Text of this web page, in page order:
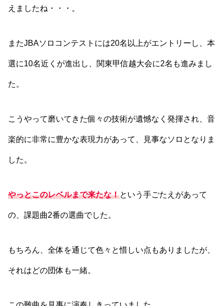
えましたね・・・。
またJBAソロコンテストには20名以上がエントリーし、本
選に10名近くが進出し、関東甲信越大会に2名も進みまし
た。
こうやって磨いてきた個々の技術が遺憾なく発揮され、音
楽的に非常に豊かな表現力があって、見事なソロとなりま
した。
やっとこのレベルまで来たな！という手ごたえがあって
の、課題曲2番の選曲でした。
もちろん、全体を通じて色々と惜しい点もありましたが、
それはどの団体も一緒。